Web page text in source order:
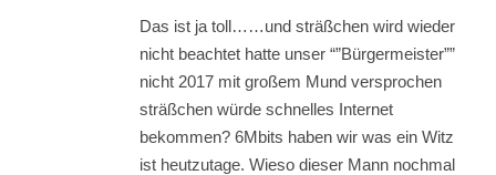
Das ist ja toll……und sträßchen wird wieder
nicht beachtet hatte unser “”Bürgermeister””
nicht 2017 mit großem Mund versprochen
sträßchen würde schnelles Internet
bekommen? 6Mbits haben wir was ein Witz
ist heutzutage. Wieso dieser Mann nochmal